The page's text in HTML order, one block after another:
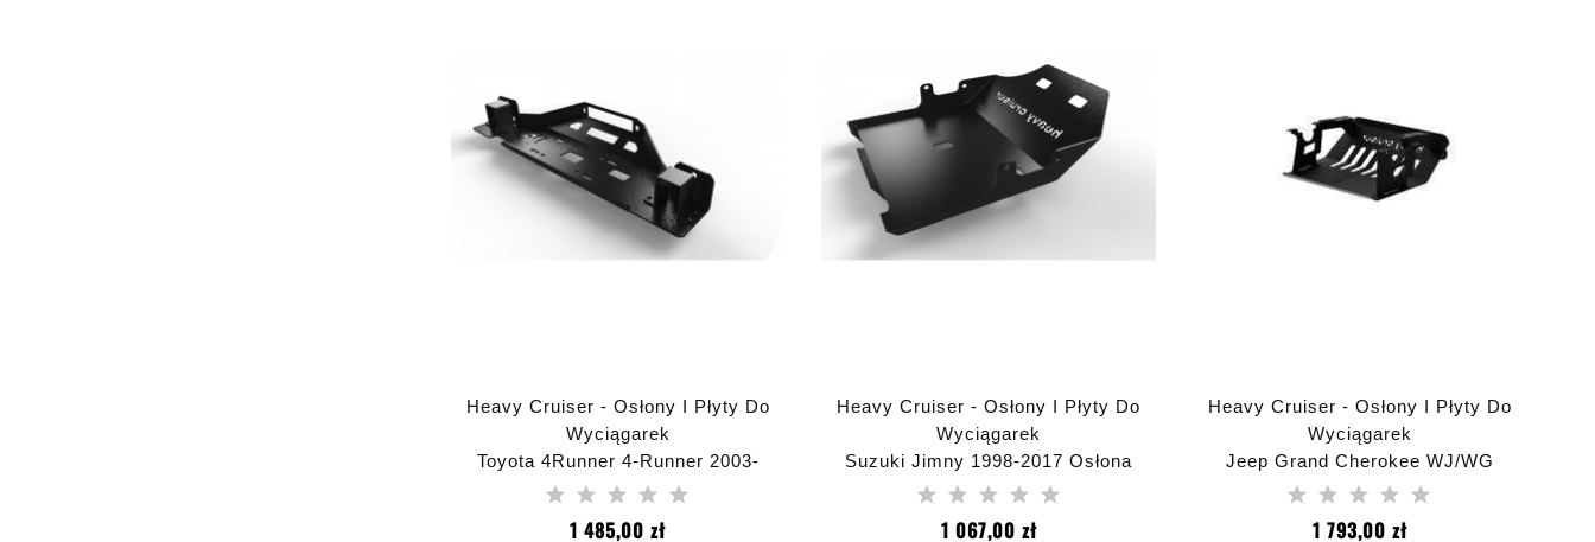
Heavy Cruiser - Osłony I Płyty Do
Wyciągarek
Toyota 4Runner 4-Runner 2003-
2009 Płyta Montażowa Wyciągarki
1 485,00 złCena
Heavy Cruiser - Osłony I Płyty Do
Wyciągarek
Suzuki Jimny 1998-2017 Osłona
Mostu Przód I Silnika Stal Czarna
1 067,00 złCena
Heavy Cruiser - Osłony I Płyty Do
Wyciągarek
Jeep Grand Cherokee WJ/WG
1998-2004 Osłona Z Uchwytami
1 793,00 złCena